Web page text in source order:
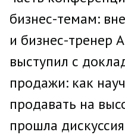
бизнес-темам:
и бизнес-тренер
выступил с
продажи: как
продавать на
прошла